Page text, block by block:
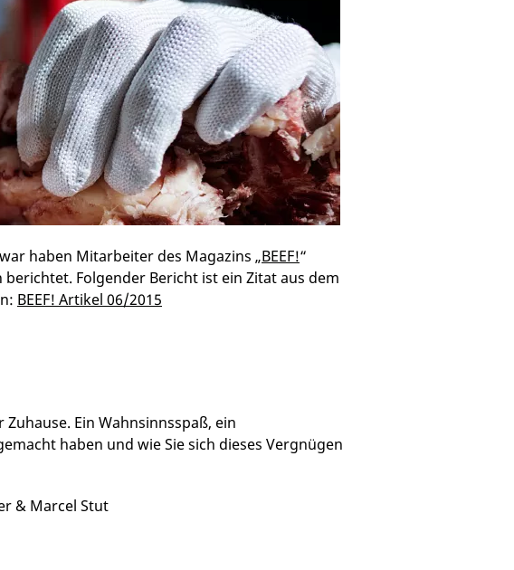
haben Mitarbeiter des Magazins „BEEF!“
Folgender Bericht ist ein Zitat aus dem
BEEF! Artikel 06/2015
Ein Wahnsinnsspaß, ein
haben und wie Sie sich dieses Vergnügen
& Marcel Stut